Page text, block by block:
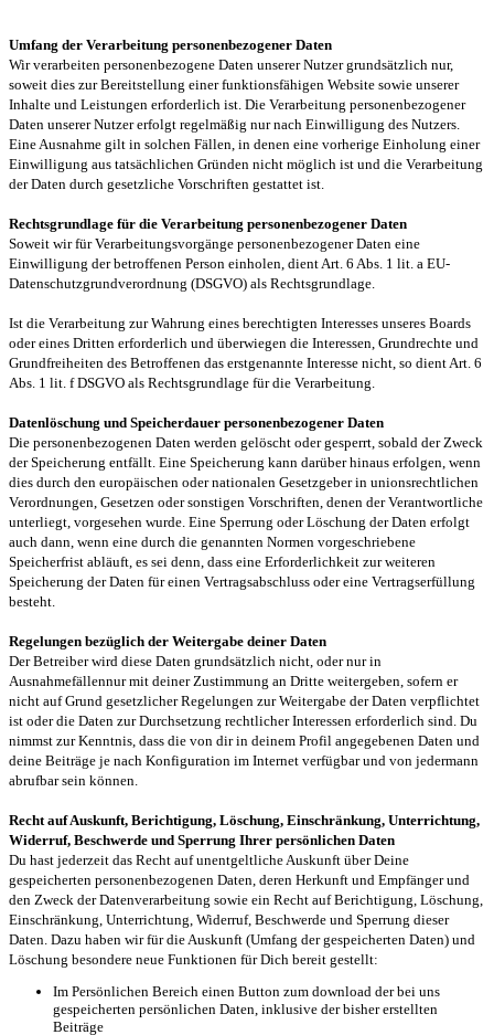
Umfang der Verarbeitung personenbezogener Daten
Wir verarbeiten personenbezogene Daten unserer Nutzer grundsätzlich nur,
soweit dies zur Bereitstellung einer funktionsfähigen Website sowie unserer
Inhalte und Leistungen erforderlich ist. Die Verarbeitung personenbezogener
Daten unserer Nutzer erfolgt regelmäßig nur nach Einwilligung des Nutzers.
Eine Ausnahme gilt in solchen Fällen, in denen eine vorherige Einholung einer
Einwilligung aus tatsächlichen Gründen nicht möglich ist und die Verarbeitung
der Daten durch gesetzliche Vorschriften gestattet ist.
Rechtsgrundlage für die Verarbeitung personenbezogener Daten
Soweit wir für Verarbeitungsvorgänge personenbezogener Daten eine
Einwilligung der betroffenen Person einholen, dient Art. 6 Abs. 1 lit. a EU-
Datenschutzgrundverordnung (DSGVO) als Rechtsgrundlage.
Ist die Verarbeitung zur Wahrung eines berechtigten Interesses unseres Boards
oder eines Dritten erforderlich und überwiegen die Interessen, Grundrechte und
Grundfreiheiten des Betroffenen das erstgenannte Interesse nicht, so dient Art. 6
Abs. 1 lit. f DSGVO als Rechtsgrundlage für die Verarbeitung.
Datenlöschung und Speicherdauer personenbezogener Daten
Die personenbezogenen Daten werden gelöscht oder gesperrt, sobald der Zweck
der Speicherung entfällt. Eine Speicherung kann darüber hinaus erfolgen, wenn
dies durch den europäischen oder nationalen Gesetzgeber in unionsrechtlichen
Verordnungen, Gesetzen oder sonstigen Vorschriften, denen der Verantwortliche
unterliegt, vorgesehen wurde. Eine Sperrung oder Löschung der Daten erfolgt
auch dann, wenn eine durch die genannten Normen vorgeschriebene
Speicherfrist abläuft, es sei denn, dass eine Erforderlichkeit zur weiteren
Speicherung der Daten für einen Vertragsabschluss oder eine Vertragserfüllung
besteht.
Regelungen bezüglich der Weitergabe deiner Daten
Der Betreiber wird diese Daten grundsätzlich nicht, oder nur in
Ausnahmefällennur mit deiner Zustimmung an Dritte weitergeben, sofern er
nicht auf Grund gesetzlicher Regelungen zur Weitergabe der Daten verpflichtet
ist oder die Daten zur Durchsetzung rechtlicher Interessen erforderlich sind. Du
nimmst zur Kenntnis, dass die von dir in deinem Profil angegebenen Daten und
deine Beiträge je nach Konfiguration im Internet verfügbar und von jedermann
abrufbar sein können.
Recht auf Auskunft, Berichtigung, Löschung, Einschränkung, Unterrichtung,
Widerruf, Beschwerde und Sperrung Ihrer persönlichen Daten
Du hast jederzeit das Recht auf unentgeltliche Auskunft über Deine
gespeicherten personenbezogenen Daten, deren Herkunft und Empfänger und
den Zweck der Datenverarbeitung sowie ein Recht auf Berichtigung, Löschung,
Einschränkung, Unterrichtung, Widerruf, Beschwerde und Sperrung dieser
Daten. Dazu haben wir für die Auskunft (Umfang der gespeicherten Daten) und
Löschung besondere neue Funktionen für Dich bereit gestellt:
Im Persönlichen Bereich einen Button zum download der bei uns
gespeicherten persönlichen Daten, inklusive der bisher erstellten
Beiträge